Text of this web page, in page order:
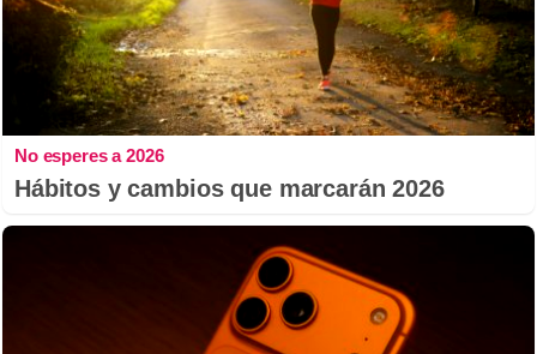
No esperes a 2026
Hábitos y cambios que marcarán 2026